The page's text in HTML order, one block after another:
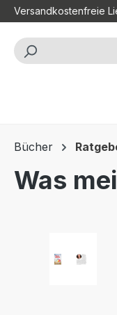
Hauptinhalt
Zur Suche springen
Zur
Versandkostenfreie
Bücher
Was